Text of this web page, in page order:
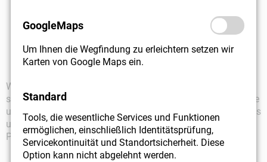
eklatante Fehlentscheidungen getroffen werden.
Wir unterstützen Sie kompetent und persönlich.
Wir klären für Sie die Rechtslage und helfen Ihnen,
sachgerechte Entscheidungen zu treffen. Wir arbeiten für Sie
umfassende Trennungs- und Scheidungsvereinbarungen aus
und bereiten ggfs. die notarielle oder familiengerichtliche
Protokollierung derselben vor.
GoogleMaps
Um Ihnen die Wegfindung zu erleichtern setzen wir
Karten von Google Maps ein.
Standard
Tools, die wesentliche Services und Funktionen
ermöglichen, einschließlich Identitätsprüfung,
Servicekontinuität und Standortsicherheit. Diese
Option kann nicht abgelehnt werden.